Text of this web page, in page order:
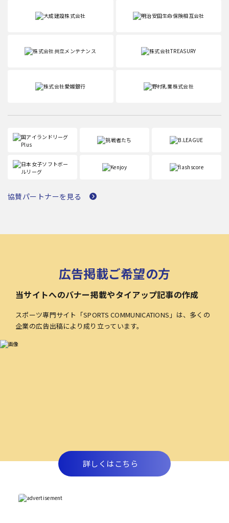
協賛パートナーを見る
広告掲載ご希望の方
当サイトへのバナー掲載やタイアップ記事の作成
スポーツ専門サイト「SPORTS COMMUNICATIONS」は、多くの
企業の広告出稿により成り立っています。
詳しくはこちら